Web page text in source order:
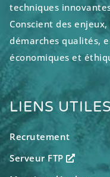
techniques
Conscient des
démarches qualités,
économiques et
LIENS UTILES
Recrutement
Serveur FTP